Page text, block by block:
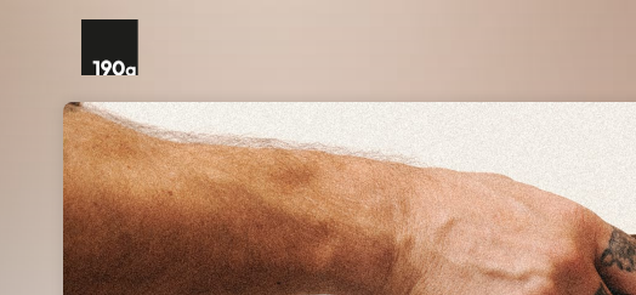
Skip header